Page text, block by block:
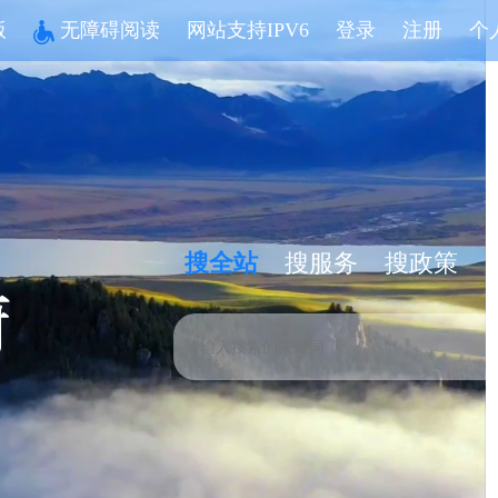
无障碍阅读 网站支持IPV6 登录 注册 个
搜全站 搜服务 搜政策